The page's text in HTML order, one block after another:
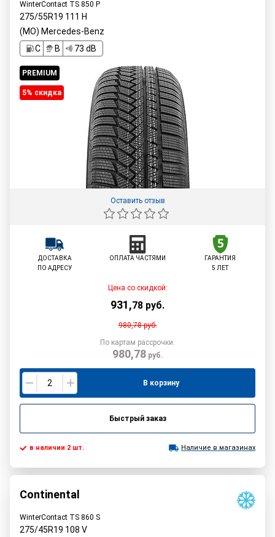
WinterContact TS 850 P
275/55R19 111 H
(MO) Mercedes-Benz
C
B 73 dB
PREMIUM
5% cкидка
Оставить отзыв
ДОСТАВКА
ПО АДРЕСУ
ОПЛАТА ЧАСТЯМИ
ГАРАНТИЯ
5 ЛЕТ
Цена со скидкой:
931,78 руб.
980,78руб.
По картам рассрочки:
980,78руб.
В корзину
Быстрый заказ
в наличии 2 шт. Наличие в магазинах
Continental
WinterContact TS 860 S
275/45R19 108 V